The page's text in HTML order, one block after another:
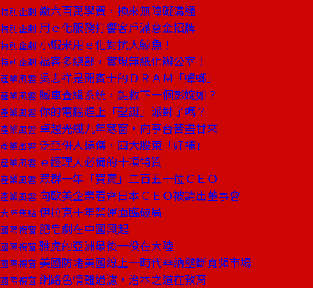
特別企劃 繳六百萬學費，換來無障礙溝通
特別企劃 用ｅ化服務打響客戶滿意金招牌
特別企劃 小蝦米用ｅ化對抗大鯨魚！
特別企劃 福客多總部，實現無紙化辦公室！
產業風雲 吳志祥是開賓士的ＤＲＡＭ「蟑螂」
產業風雲 贓車查緝系統，能救下一個彭婉如？
產業風雲 你的電腦趕上「聖誕」派對了嗎？
產業風雲 卓越光纖九年寒窗，向亨台苦盡甘來
產業風雲 泛亞併入遠傳，四大股東「好補」
產業風雲 ｅ經理人必備的十項特質
產業風雲 眾群一年「買賣」二百五十位ＣＥＯ
產業風雲 向歐美企業看齊日本ＣＥＯ被請出董事會
大陸焦點 伊拉克十年禁運面臨破局
國際視窗 肥皂劇在中國興起
國際視窗 雅虎的亞洲最後一役在大陸
國際視窗 美國防堵美國線上─時代華納壟斷寬頻市場
國際視窗 網路色情難過濾，治本之道在教育